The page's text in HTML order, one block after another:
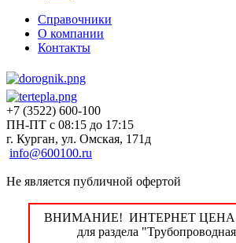
Справочники
О компании
Контакты
+7 (3522) 600-100
ПН-ПТ с 08:15 до 17:15
г. Курган, ул. Омская, 171д
info@600100.ru
Не является публичной офертой
ВНИМАНИЕ! ИНТЕРНЕТ ЦЕНА
для раздела